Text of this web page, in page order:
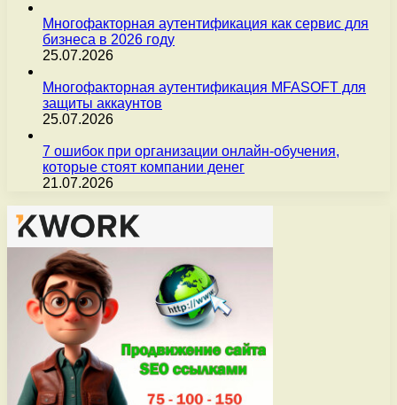
Многофакторная аутентификация как сервис для
бизнеса в 2026 году
25.07.2026
Многофакторная аутентификация MFASOFT для
защиты аккаунтов
25.07.2026
7 ошибок при организации онлайн-обучения,
которые стоят компании денег
21.07.2026